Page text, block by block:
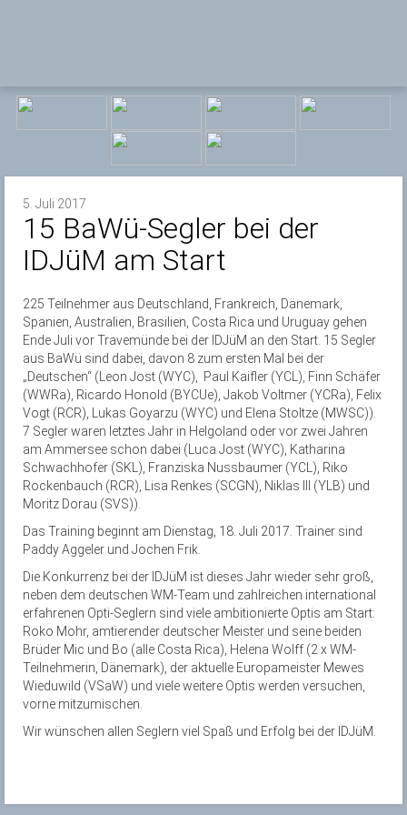
5. Juli 2017
15 BaWü-Segler bei der
IDJüM am Start
225 Teilnehmer aus Deutschland, Frankreich, Dänemark,
Spanien, Australien, Brasilien, Costa Rica und Uruguay gehen
Ende Juli vor Travemünde bei der IDJüM an den Start. 15 Segler
aus BaWü sind dabei, davon 8 zum ersten Mal bei der
„Deutschen“ (Leon Jost (WYC), Paul Kaifler (YCL), Finn Schäfer
(WWRa), Ricardo Honold (BYCUe), Jakob Voltmer (YCRa), Felix
Vogt (RCR), Lukas Goyarzu (WYC) und Elena Stoltze (MWSC)).
7 Segler waren letztes Jahr in Helgoland oder vor zwei Jahren
am Ammersee schon dabei (Luca Jost (WYC), Katharina
Schwachhofer (SKL), Franziska Nussbaumer (YCL), Riko
Rockenbauch (RCR), Lisa Renkes (SCGN), Niklas Ill (YLB) und
Moritz Dorau (SVS)).
Das Training beginnt am Dienstag, 18. Juli 2017. Trainer sind
Paddy Aggeler und Jochen Frik.
Die Konkurrenz bei der IDJüM ist dieses Jahr wieder sehr groß,
neben dem deutschen WM-Team und zahlreichen international
erfahrenen Opti-Seglern sind viele ambitionierte Optis am Start:
Roko Mohr, amtierender deutscher Meister und seine beiden
Brüder Mic und Bo (alle Costa Rica), Helena Wolff (2 x WM-
Teilnehmerin, Dänemark), der aktuelle Europameister Mewes
Wieduwild (VSaW) und viele weitere Optis werden versuchen,
vorne mitzumischen.
Wir wünschen allen Seglern viel Spaß und Erfolg bei der IDJüM.